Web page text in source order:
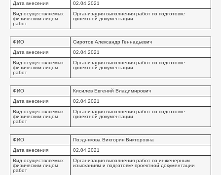
Дата внесения
02.04.2021
Вид осуществляемых
физическим лицом
работ
Организация выполнения работ по подготовке
проектной документации
ФИО
Сиротов Александр Геннадьевич
Дата внесения
02.04.2021
Вид осуществляемых
физическим лицом
работ
Организация выполнения работ по подготовке
проектной документации
ФИО
Кисилев Евгений Владимирович
Дата внесения
02.04.2021
Вид осуществляемых
физическим лицом
работ
Организация выполнения работ по подготовке
проектной документации
ФИО
Позднякова Виктория Викторовна
Дата внесения
02.04.2021
Вид осуществляемых
физическим лицом
работ
Организация выполнения работ по инженерным
изысканиям и подготовке проектной документации